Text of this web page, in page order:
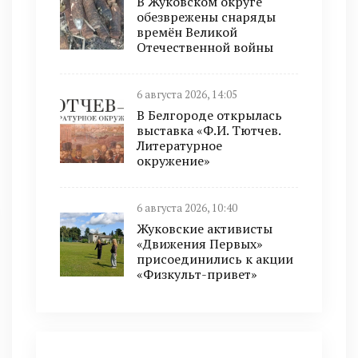
обезврежены снаряды
времён Великой
Отечественной войны
6 августа 2026, 14:05
В Белгороде открылась
выставка «Ф.И. Тютчев.
Литературное
окружение»
6 августа 2026, 10:40
Жуковские активисты
«Движения Первых»
присоединились к акции
«Физкульт-привет»